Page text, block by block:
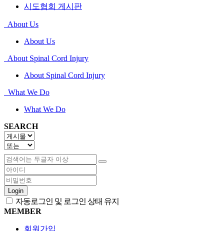
시도협회 게시판
About Us
About Us
About Spinal Cord Injury
About Spinal Cord Injury
What We Do
What We Do
SEARCH
Login
자동로그인 및 로그인 상태 유지
MEMBER
회원가입